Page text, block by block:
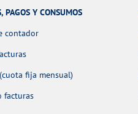
PAGOS Y CONSUMOS
contador
fija mensual)
facturas